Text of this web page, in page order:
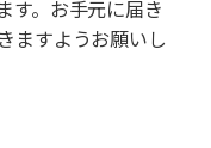
す。お手元に届き
ますようお願いし